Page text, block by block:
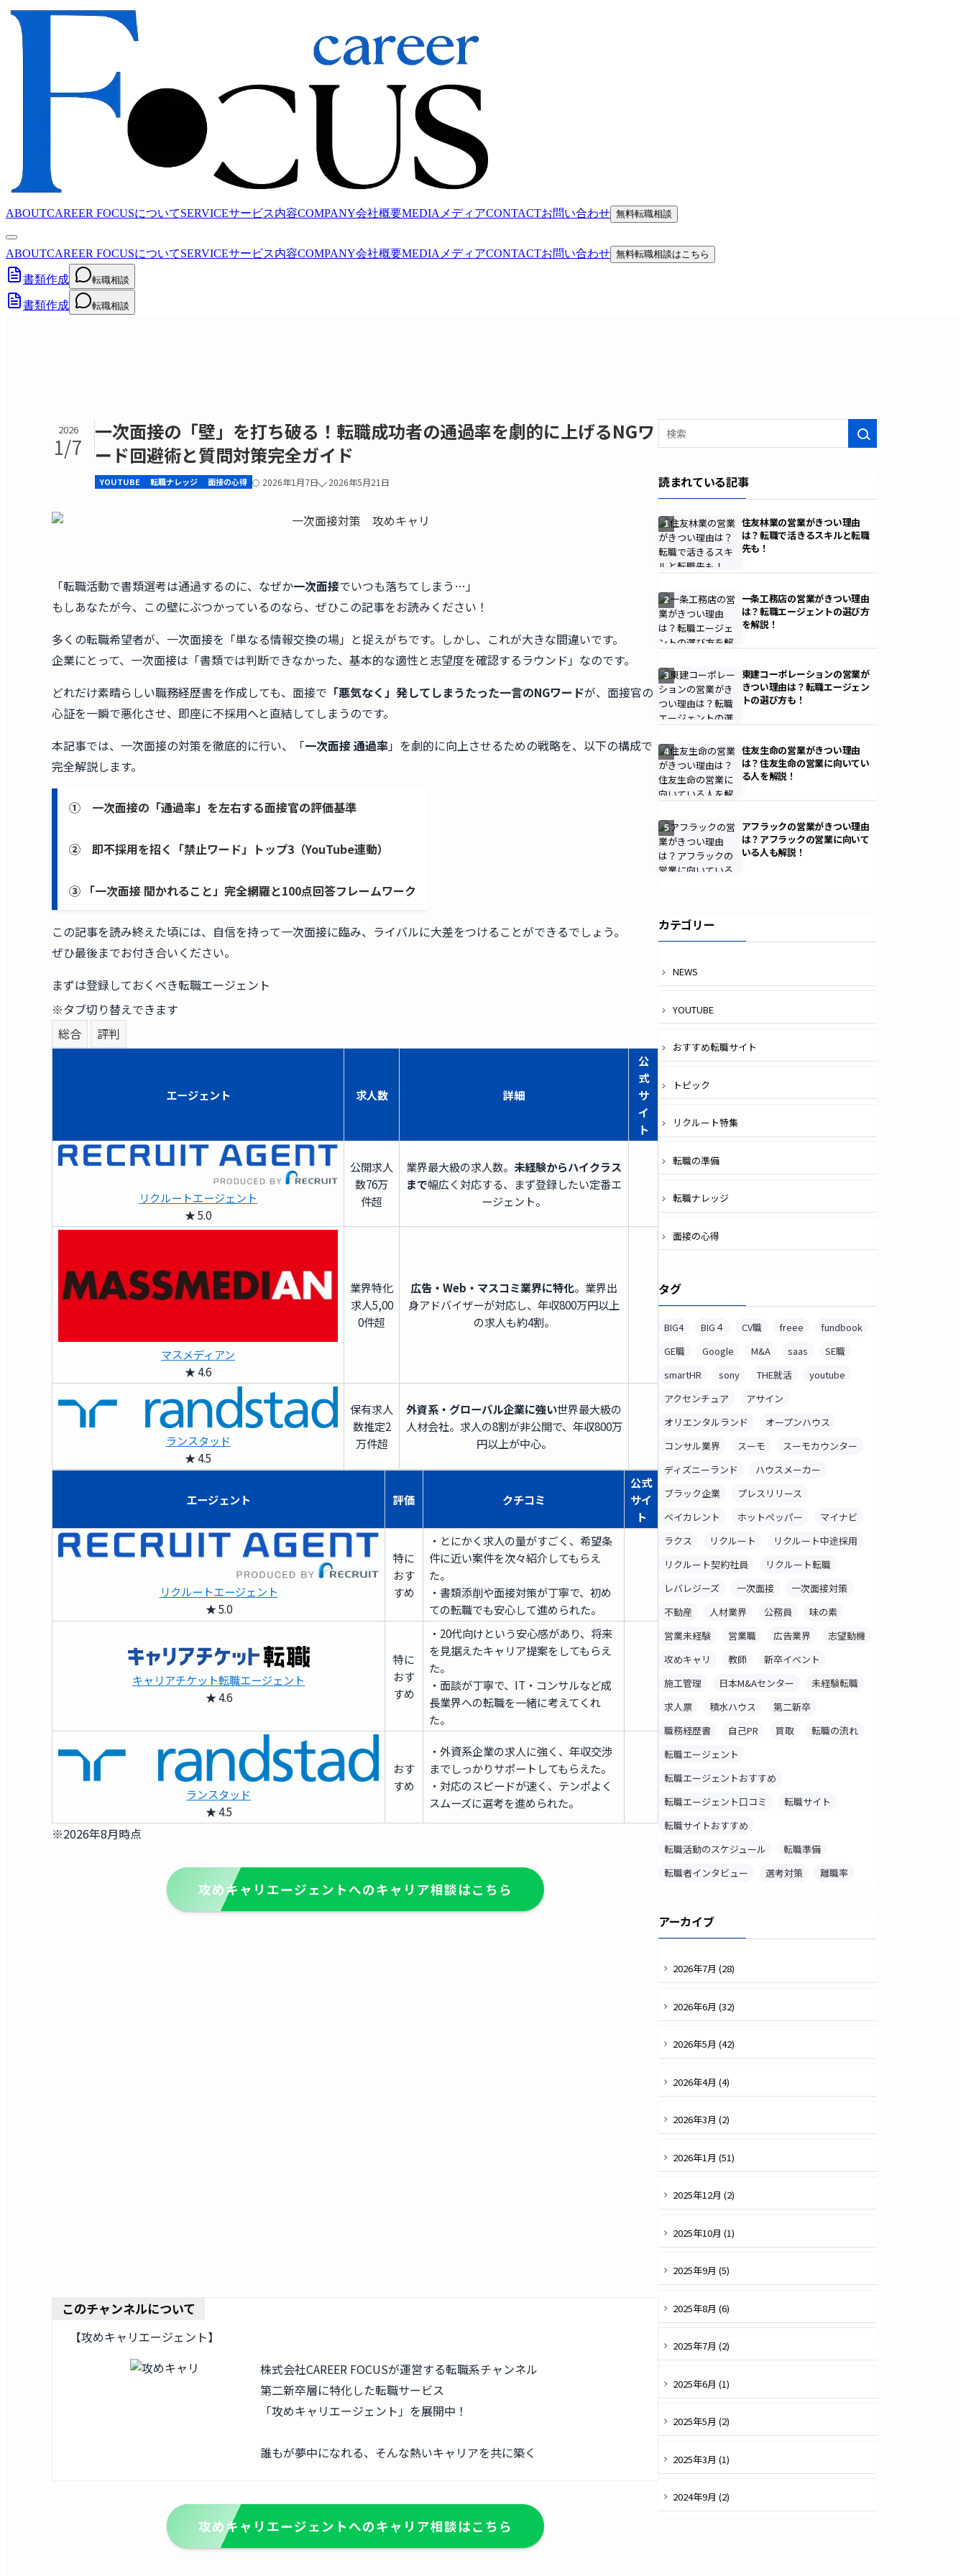
ABOUTCAREER FOCUSについてSERVICEサービス内容COMPANY会社概要MEDIA メディアCONTACTお問い合わせ 無料転職相談
ABOUTCAREER FOCUSについてSERVICEサービス内容COMPANY会社概要MEDIA メディアCONTACTお問い合わせ 無料転職相談はこちら
書類作成 転職相談
書類作成 転職相談
2026
1/7
一次面接の「壁」を打ち破る！転職成功者の通過率を劇的に上げるNGワ
ード回避術と質問対策完全ガイド
YOUTUBE 転職ナレッジ 面接の心得 2026年1月7日 2026年5月21日
「転職活動で書類選考は通過するのに、なぜか一次面接でいつも落ちてしまう…」
もしあなたが今、この壁にぶつかっているのなら、ぜひこの記事をお読みください！
多くの転職希望者が、一次面接を「単なる情報交換の場」と捉えがちです。しかし、これが大きな間違いです。
企業にとって、一次面接は「書類では判断できなかった、基本的な適性と志望度を確認するラウンド」なのです。
どれだけ素晴らしい職務経歴書を作成しても、面接で 「悪気なく」発してしまうたった一言のNGワードが、面接官の
心証を一瞬で悪化させ、即座に不採用へと直結してしまうのです。
本記事では、一次面接の対策を徹底的に行い、「一次面接 通過率」を劇的に向上させるための戦略を、以下の構成で
完全解説します。
① 一次面接の「通過率」を左右する面接官の評価基準
② 即不採用を招く「禁止ワード」トップ3（YouTube連動）
③ 「一次面接 聞かれること」完全網羅と100点回答フレームワーク
この記事を読み終えた頃には、自信を持って一次面接に臨み、ライバルに大差をつけることができるでしょう。
ぜひ最後までお付き合いください。
まずは登録しておくべき転職エージェント
※タブ切り替えできます
総合
評判
エージェント 求人数 詳細
公
式
サ
イ
ト
リクルートエージェント
★ 5.0
公開求人
数76万
件超
業界最大級の求人数。 未経験からハイクラス
まで幅広く対応する、まず登録したい定番エ
ージェント。
マスメディアン
★ 4.6
業界特化
求人5,00
0件超
広告・Web・マスコミ業界に特化。業界出
身アドバイザーが対応し、年収800万円以上
の求人も約4割。
ランスタッド
★ 4.5
保有求人
数推定2
万件超
外資系・グローバル企業に強い世界最大級の
人材会社。求人の8割が非公開で、年収800万
円以上が中心。
エージェント 評価 クチコミ
公式
サイ
ト
リクルートエージェント
★ 5.0
特に
おす
すめ
・とにかく求人の量がすごく、希望条
件に近い案件を次々紹介してもらえ
た。
・書類添削や面接対策が丁寧で、初め
ての転職でも安心して進められた。
キャリアチケット転職エージェント
★ 4.6
特に
おす
すめ
・20代向けという安心感があり、将来
を見据えたキャリア提案をしてもらえ
た。
・面談が丁寧で、IT・コンサルなど成
長業界への転職を一緒に考えてくれ
た。
ランスタッド
★ 4.5
おす
すめ
・外資系企業の求人に強く、年収交渉
までしっかりサポートしてもらえた。
・対応のスピードが速く、テンポよく
スムーズに選考を進められた。
※2026年8月時点
攻めキャリエージェントへのキャリア相談はこちら
このチャンネルについて
【攻めキャリエージェント】
株式会社CAREER FOCUSが運営する転職系チャンネル
第二新卒層に特化した転職サービス
「攻めキャリエージェント」を展開中！
誰もが夢中になれる、そんな熱いキャリアを共に築く
攻めキャリエージェントへのキャリア相談はこちら
検索
読まれている記事
1
住友林業の営業がきつい理由
は？転職で活きるスキルと転職
先も！
2
一条工務店の営業がきつい理由
は？転職エージェントの選び方
を解説！
3
東建コーポレーションの営業が
きつい理由は？転職エージェン
トの選び方も！
4
住友生命の営業がきつい理由
は？住友生命の営業に向いてい
る人を解説！
5
アフラックの営業がきつい理由
は？アフラックの営業に向いて
いる人も解説！
カテゴリー
NEWS
YOUTUBE
おすすめ転職サイト
トピック
リクルート特集
転職の準備
転職ナレッジ
面接の心得
タグ
BIG4 BIG４ CV職 freee
fundbook
GE職
Google M&A saas
SE職
smartHR
sony THE就活
youtube
アクセンチュア
アサイン
オリエンタルランド
オープンハウス
コンサル業界
スーモ
スーモカウンター
ディズニーランド
ハウスメーカー
ブラック企業
プレスリリース
ベイカレント
ホットペッパー
マイナビ
ラクス
リクルート
リクルート中途採用
リクルート契約社員
リクルート転職
レバレジーズ
一次面接
一次面接対策
不動産
人材業界 公務員
味の素
営業未経験
営業職 広告業界
志望動機
攻めキャリ
教師
新卒イベント
施工管理
日本M&Aセンター
未経験転職
求人票
積水ハウス
第二新卒
職務経歴書
自己PR 買取
転職の流れ
転職エージェント
転職エージェントおすすめ
転職エージェント口コミ
転職サイト
転職サイトおすすめ
転職活動のスケジュール
転職準備
転職者インタビュー
選考対策 離職率
アーカイブ
2026年7月 (28)
2026年6月 (32)
2026年5月 (42)
2026年4月 (4)
2026年3月 (2)
2026年1月 (51)
2025年12月 (2)
2025年10月 (1)
2025年9月 (5)
2025年8月 (6)
2025年7月 (2)
2025年6月 (1)
2025年5月 (2)
2025年3月 (1)
2024年9月 (2)